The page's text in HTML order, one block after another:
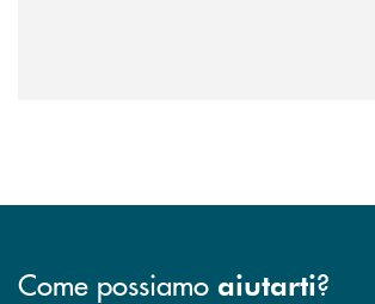
Come possiamo aiutarti?